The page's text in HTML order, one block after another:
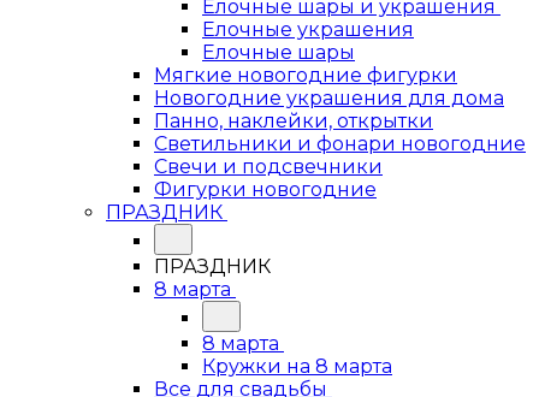
Елочные шары и украшения
Елочные украшения
Елочные шары
Мягкие новогодние фигурки
Новогодние украшения для дома
Панно, наклейки, открытки
Светильники и фонари новогодние
Свечи и подсвечники
Фигурки новогодние
ПРАЗДНИК
ПРАЗДНИК
8 марта
8 марта
Кружки на 8 марта
Все для свадьбы